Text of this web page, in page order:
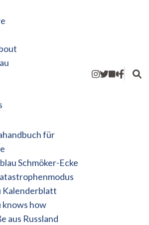
für
Schmöker-Ecke
Kalenderblatt
how
aus Russland